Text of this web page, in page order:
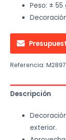
Peso: ± 55
Referencia:M2897
Descripción
exterior.